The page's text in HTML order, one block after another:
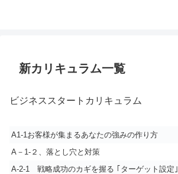
新カリキュラム一覧
ビジネススタートカリキュラム
A1-1お客様が集まるあなたの強みの作り方
A－1-２、落とし穴と対策
A-2-1 戦略成功のカギを握る ｢ターゲット設定｣